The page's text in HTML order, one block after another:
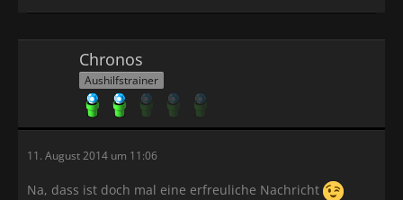
Chronos
Aushilfstrainer
11. August 2014 um 11:06
Na, dass ist doch mal eine erfreuliche Nachricht